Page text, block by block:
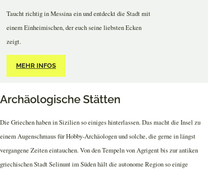
Taucht richtig in Messina ein und entdeckt die Stadt mit
einem Einheimischen, der euch seine liebsten Ecken
zeigt.
MEHR INFOS
Archäologische Stätten
Die Griechen haben in Sizilien so einiges hinterlassen. Das macht die Insel zu
einem Augenschmaus für Hobby-Archäologen und solche, die gerne in längst
vergangene Zeiten eintauchen. Von den Tempeln von Agrigent bis zur antiken
griechischen Stadt Selinunt im Süden hält die autonome Region so einige